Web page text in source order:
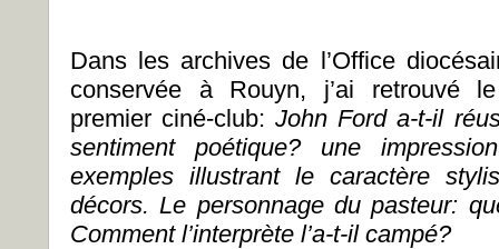
Dans les archives de l’Office
conservée à Rouyn, j’ai retrouvé
premier ciné-club:John Ford a-t-il
sentiment poétique? une
exemples illustrant le caractère
décors. Le personnage du pasteur:
Comment l’interprète l’a-t-il campé?